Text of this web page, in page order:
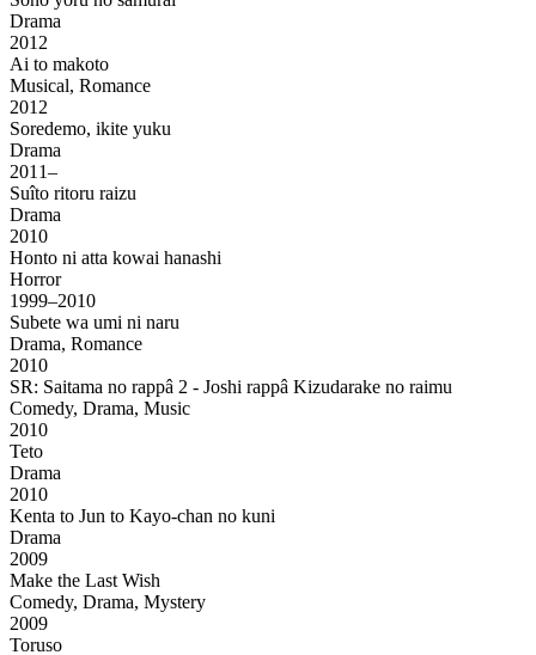
Drama
2012
Ai to makoto
Musical, Romance
2012
Soredemo, ikite yuku
Drama
2011–
Suîto ritoru raizu
Drama
2010
Honto ni atta kowai hanashi
Horror
1999–2010
Subete wa umi ni naru
Drama, Romance
2010
SR: Saitama no rappâ 2 - Joshi rappâ Kizudarake no raimu
Comedy, Drama, Music
2010
Teto
Drama
2010
Kenta to Jun to Kayo-chan no kuni
Drama
2009
Make the Last Wish
Comedy, Drama, Mystery
2009
Toruso